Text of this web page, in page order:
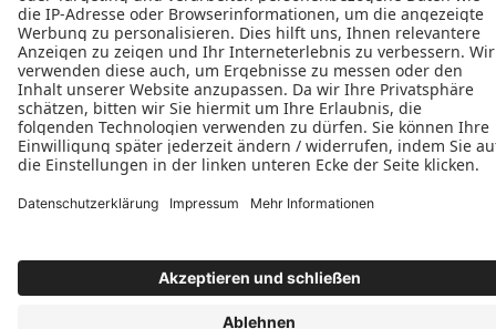
Datenschutz Impressum
Kontakt
Thomas Osterhold © 2026